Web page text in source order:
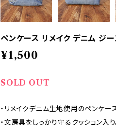
ペンケース リメイク デニム ジ
¥1,500
SOLD OUT
・リメイクデニム生地使用のペンケース
・文房具をしっかり守るクッション入り